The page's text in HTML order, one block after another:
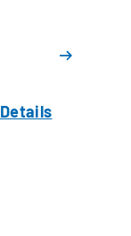
Details